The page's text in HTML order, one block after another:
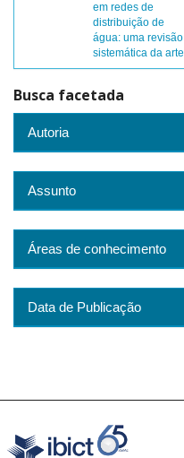
em redes de
distribuição de
água: uma revisão
sistemática da arte
Busca facetada
Autoria
Assunto
Áreas de conhecimento
Data de Publicação